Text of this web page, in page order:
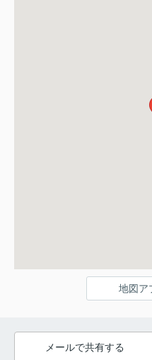
地図ア
メールで共有する